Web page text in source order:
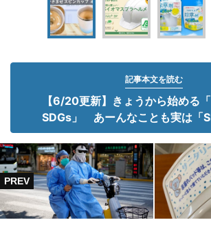
記事本文を読む
【6/20更新】きょうから始める
SDGs」 あーんなことも実は「